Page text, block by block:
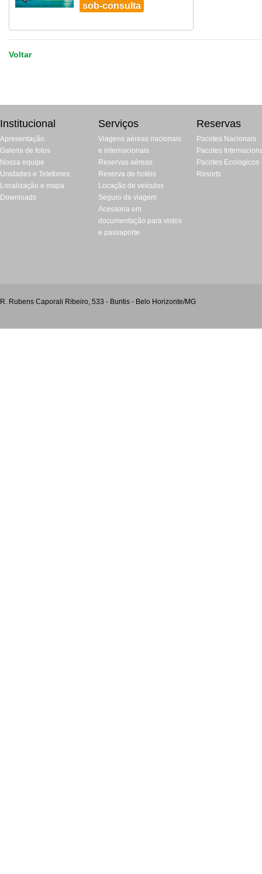
sob-consulta
Voltar
Institucional
Apresentação
Galeria de fotos
Nossa equipe
Unidades e Telefones
Localização e mapa
Downloads
Serviços
Viagens aéreas nacionais
e internacionais
Reservas aéreas
Reserva de hotéis
Locação de veículos
Seguro de viagem
Acessoria em
documentação para vistos
e passaporte
Reservas
Pacotes Nacionais
Pacotes
Pacotes Ecologicos
Resorts
R. Rubens Caporali Ribeiro, 533 - Buritis - Belo Horizonte/MG